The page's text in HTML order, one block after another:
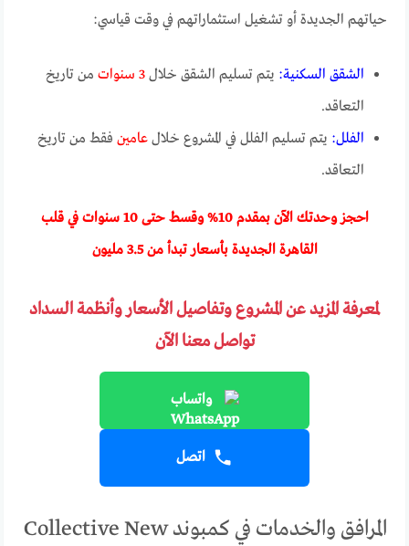
حياتهم الجديدة أو تشغيل استثماراتهم في وقت قياسي:
الشقق السكنية: يتم تسليم الشقق خلال3 سنوات
من تاريخ
التعاقد.
الفلل: يتم تسليم الفلل في المشروع خلالعامين فقط من تاريخ
التعاقد.
احجز وحدتك الآن بمقدم 10% وقسط حتى 10 سنوات في قلب
القاهرة الجديدة بأسعار تبدأ من 3.5 مليون
لمعرفة المزيد عن المشروع وتفاصيل الأسعار وأنظمة السداد
تواصل معنا الآن
واتساب
اتصل
المرافق والخدمات في كمبوند Collective New